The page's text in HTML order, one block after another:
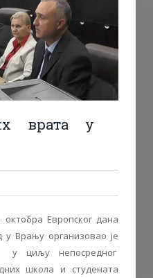
врата у
Европског дана
Врању организовао је
у циљу непосредног
школа и студената